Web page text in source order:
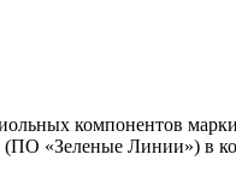
компонентов
«Зеленые Линии») в